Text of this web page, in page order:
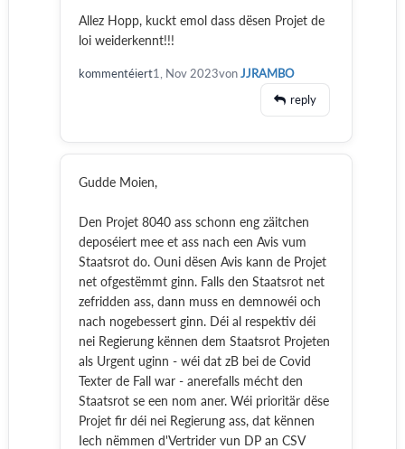
Allez Hopp, kuckt emol dass dësen Projet de
loi weiderkennt!!!
kommentéiert1, Nov 2023vonJJRAMBO
reply
Gudde Moien,
Den Projet 8040 ass schonn eng zäitchen
deposéiert mee et ass nach een Avis vum
Staatsrot do. Ouni dësen Avis kann de Projet
net ofgestëmmt ginn. Falls den Staatsrot net
zefridden ass, dann muss en demnowéi och
nach nogebessert ginn. Déi al respektiv déi
nei Regierung kënnen dem Staatsrot Projeten
als Urgent uginn - wéi dat zB bei de Covid
Texter de Fall war - anerefalls mécht den
Staatsrot se een nom aner. Wéi prioritär dëse
Projet fir déi nei Regierung ass, dat kënnen
Iech nëmmen d'Vertrider vun DP an CSV